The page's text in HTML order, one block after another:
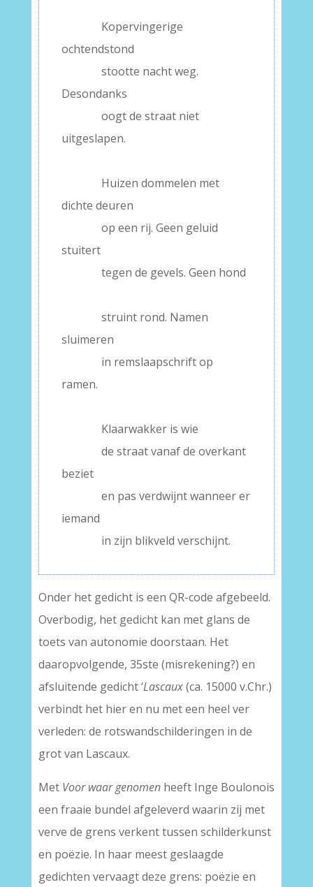
Kopervingerige
ochtendstond
stootte nacht weg.
Desondanks
oogt de straat niet
uitgeslapen.
Huizen dommelen met
dichte deuren
op een rij. Geen geluid
stuitert
tegen de gevels. Geen hond
struint rond. Namen
sluimeren
in remslaapschrift op
ramen.
Klaarwakker is wie
de straat vanaf de overkant
beziet
en pas verdwijnt wanneer er
iemand
in zijn blikveld verschijnt.
Onder het gedicht is een QR-code afgebeeld.
Overbodig, het gedicht kan met glans de
toets van autonomie doorstaan. Het
daaropvolgende, 35ste (misrekening?) en
afsluitende gedicht ‘Lascaux(ca. 15000 v.Chr.)
verbindt het hier en nu met een heel ver
verleden: de rotswandschilderingen in de
grot van Lascaux.
Met Voor waar genomenheeft Inge Boulonois
een fraaie bundel afgeleverd waarin zij met
verve de grens verkent tussen schilderkunst
en poëzie. In haar meest geslaagde
gedichten vervaagt deze grens: poëzie en